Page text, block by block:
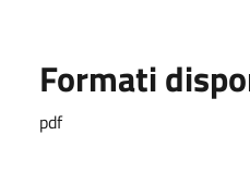
Formati
pdf